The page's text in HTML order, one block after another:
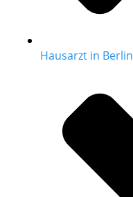
Hausarzt in Berlin